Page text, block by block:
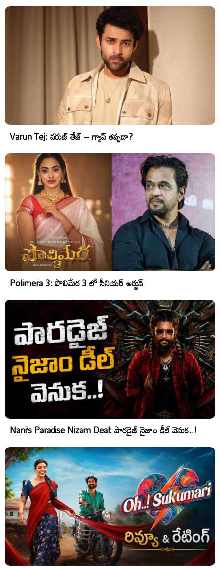
Varun Tej: వరుణ్ తేజ్ – గ్యాప్ తప్పదా?
Polimera 3: పొలిమేర 3 లో సీనియర్ అర్జున్
Nani’s Paradise Nizam Deal: పారడైజ్ నైజాం డీల్ వెనుక..!